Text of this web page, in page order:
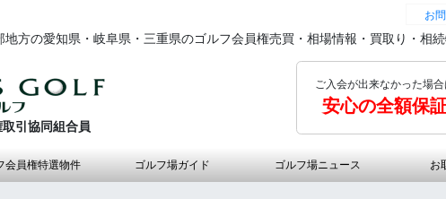
お
方の愛知県・岐阜県・三重県のゴルフ会員権売買・相場情報・買取り・相
引協同組合員
ご入会が出来なかった場
安心の全額保
会員権特選物件 ゴルフ場ガイド ゴルフ場ニュース お